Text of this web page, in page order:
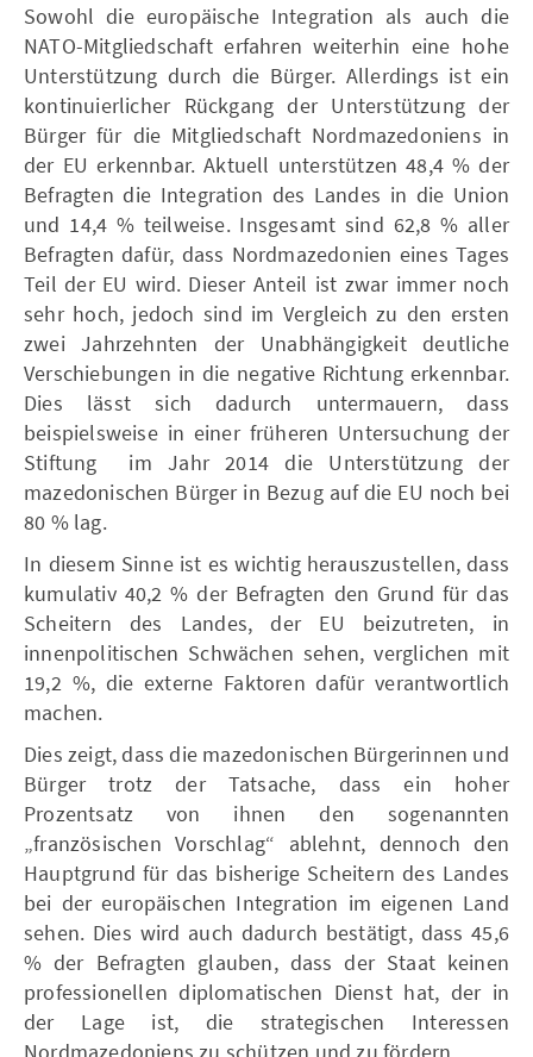
Sowohl die europäische Integration als auch die
NATO-Mitgliedschaft erfahren weiterhin eine hohe
Unterstützung durch die Bürger. Allerdings ist ein
kontinuierlicher Rückgang der Unterstützung der
Bürger für die Mitgliedschaft Nordmazedoniens in
der EU erkennbar. Aktuell unterstützen 48,4 % der
Befragten die Integration des Landes in die Union
und 14,4 % teilweise. Insgesamt sind 62,8 % aller
Befragten dafür, dass Nordmazedonien eines Tages
Teil der EU wird. Dieser Anteil ist zwar immer noch
sehr hoch, jedoch sind im Vergleich zu den ersten
zwei Jahrzehnten der Unabhängigkeit deutliche
Verschiebungen in die negative Richtung erkennbar.
Dies lässt sich dadurch untermauern, dass
beispielsweise in einer früheren Untersuchung der
Stiftung im Jahr 2014 die Unterstützung der
mazedonischen Bürger in Bezug auf die EU noch bei
80 % lag.
In diesem Sinne ist es wichtig herauszustellen, dass
kumulativ 40,2 % der Befragten den Grund für das
Scheitern des Landes, der EU beizutreten, in
innenpolitischen Schwächen sehen, verglichen mit
19,2 %, die externe Faktoren dafür verantwortlich
machen.
Dies zeigt, dass die mazedonischen Bürgerinnen und
Bürger trotz der Tatsache, dass ein hoher
Prozentsatz von ihnen den sogenannten
„französischen Vorschlag“ ablehnt, dennoch den
Hauptgrund für das bisherige Scheitern des Landes
bei der europäischen Integration im eigenen Land
sehen. Dies wird auch dadurch bestätigt, dass 45,6
% der Befragten glauben, dass der Staat keinen
professionellen diplomatischen Dienst hat, der in
der Lage ist, die strategischen Interessen
Nordmazedoniens zu schützen und zu fördern.